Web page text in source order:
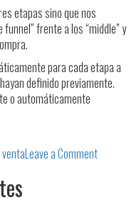
etapas sino que nos
frente a los “middle” y
para cada etapa a
definido previamente.
o automáticamente
ventaLeave a Commenton